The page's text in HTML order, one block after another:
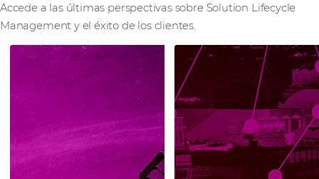
Accede a las últimas perspectivas sobre Solution Lifecycle
Management y el éxito de los clientes.